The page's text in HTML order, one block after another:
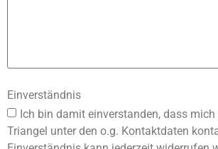
Einverständnis
Ich bin damit einverstanden, dass mich
Triangel unter den o.g. Kontaktdaten